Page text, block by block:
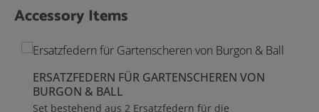
Produktgalerie überspringen
Accessory Items
ERSATZFEDERN FÜR GARTENSCHEREN VON
BURGON & BALL
Set bestehend aus 2 Ersatzfedern für die